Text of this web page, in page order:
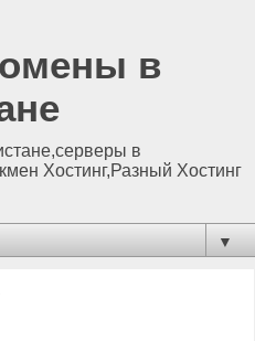
в
в
Хостинг,Разный Хостинг
▼